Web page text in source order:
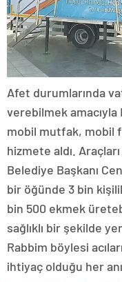
Afet durumlarında
verebilmek
mobil mutfak, mobil
hizmete aldı.
Belediye Başkanı
bir öğünde 3 bin
bin 500 ekmek
sağlıklı bir şekilde
Rabbim böylesi
ihtiyaç olduğu her